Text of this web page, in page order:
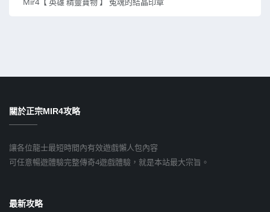
關於正宗MIR4攻略
讓各位龍士最短時間內有效遊戲懶人包內容
可任意暢遊體驗完整傳奇4遊戲體驗，就是本站最大宗旨。
最新攻略